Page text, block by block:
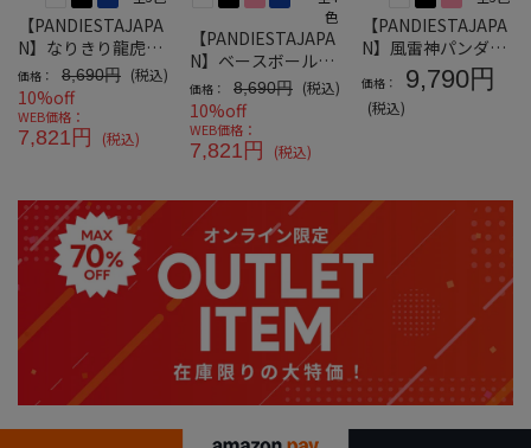
【PANDIESTAJAPA
N】なりきり龍虎パ
ンダスーベニアTシ
ャツ
価格： 8,690円 (税込)
10%off
WEB価格：
7,821円 (税込)
色
【PANDIESTAJAPA
N】ベースボールパ
ンダTシャツ
価格： 8,690円 (税込)
10%off
WEB価格：
7,821円 (税込)
【PANDIESTAJAPA
N】風雷神パンダT
シャツ
価格： 9,790円
(税込)